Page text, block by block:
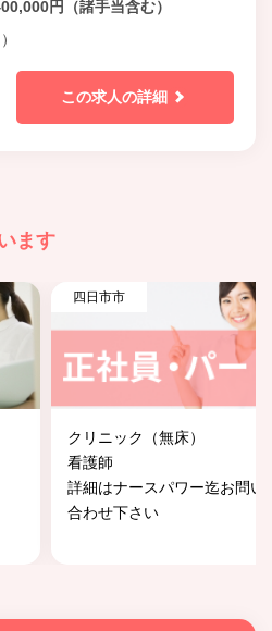
円（諸手当含む）
この求人の詳細
ます
四日市市
クリニック（無床）
看護師
詳細はナースパワー迄お問い
合わせ下さい